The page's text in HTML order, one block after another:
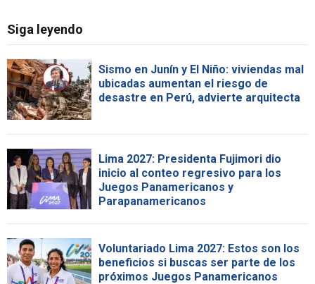
Siga leyendo
Sismo en Junín y El Niño: viviendas mal
ubicadas aumentan el riesgo de
desastre en Perú, advierte arquitecta
Lima 2027: Presidenta Fujimori dio
inicio al conteo regresivo para los
Juegos Panamericanos y
Parapanamericanos
Voluntariado Lima 2027: Estos son los
beneficios si buscas ser parte de los
próximos Juegos Panamericanos